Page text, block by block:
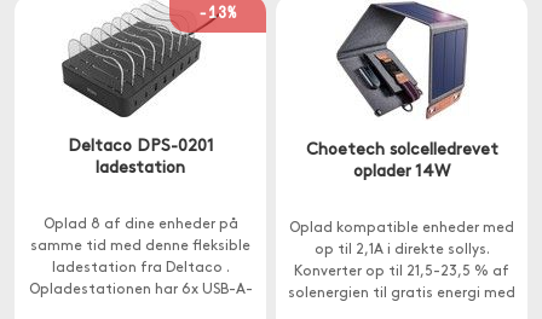
-13%
Deltaco DPS-0201
ladestation
Oplad 8 af dine enheder på
samme tid med denne fleksible
ladestation fra Deltaco .
Opladestationen har 6x USB-A-
Choetech solcelledrevet
oplader 14W
Oplad kompatible enheder med
op til 2,1A i direkte sollys.
Konverter op til 21,5-23,5 % af
solenergien til gratis energi med